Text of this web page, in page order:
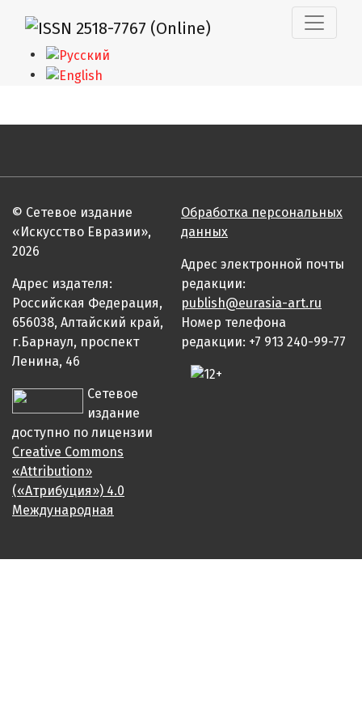
Интерпретация японской традиции в современных
© Сетевое издание
«Искусство Евразии»,
2026
Адрес издателя:
Российская Федерация,
656038, Алтайский край,
г.Барнаул, проспект
Ленина, 46
Сетевое
издание
доступно по лицензии
Creative Commons
«Attribution»
(«Атрибуция») 4.0
Международная
Обработка персональных
данных
Адрес электронной почты
редакции:
publish@eurasia-art.ru
Номер телефона
редакции: +7 913 240-99-77